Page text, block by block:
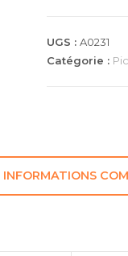
UGS :A0231
Catégorie :
INFORMATIONS